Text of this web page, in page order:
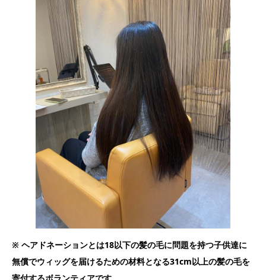
※ ヘアドネーションとは18以下の髪の毛に問題を持つ子供達に
無償でウィッグを届けるための材料となる31cm以上の髪の毛を